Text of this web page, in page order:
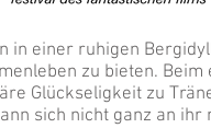
in einer ruhigen
zu bieten.
Glückseligkeit zu
sich nicht ganz an ihr